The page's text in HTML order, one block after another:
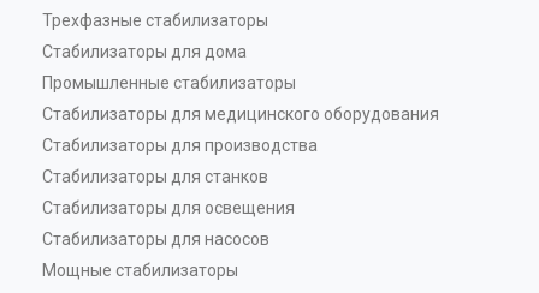
Трехфазные стабилизаторы
Стабилизаторы для дома
Промышленные стабилизаторы
Стабилизаторы для медицинского оборудования
Стабилизаторы для производства
Стабилизаторы для станков
Стабилизаторы для освещения
Стабилизаторы для насосов
Мощные стабилизаторы